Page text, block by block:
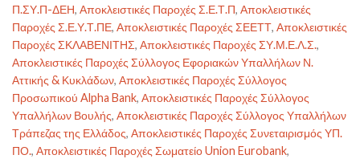
Π.ΣΥ.Π-ΔΕΗ, Αποκλειστικές Παροχές Σ.Ε.Τ.Π, Αποκλειστικές
Παροχές Σ.Ε.Υ.Τ.ΠΕ, Αποκλειστικές Παροχές ΣΕΕΤΤ, Αποκλειστικές
Παροχές ΣΚΛΑΒΕΝΙΤΗΣ, Αποκλειστικές Παροχές ΣΥ.Μ.Ε.Λ.Σ.,
Αποκλειστικές Παροχές Σύλλογος Εφοριακών Υπαλλήλων Ν.
Αττικής & Κυκλάδων, Αποκλειστικές Παροχές Σύλλογος
Προσωπικού Alpha Bank, Αποκλειστικές Παροχές Σύλλογος
Υπαλλήλων Βουλής, Αποκλειστικές Παροχές Σύλλογος Υπαλλήλων
Τράπεζας της Ελλάδος, Αποκλειστικές Παροχές Συνεταιρισμός ΥΠ.
ΠΟ., Αποκλειστικές Παροχές Σωματείο Union Eurobank,